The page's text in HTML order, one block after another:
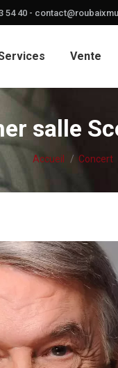
54 40 -
Vente
salle
Vous êtes ici :
Accueil Concert